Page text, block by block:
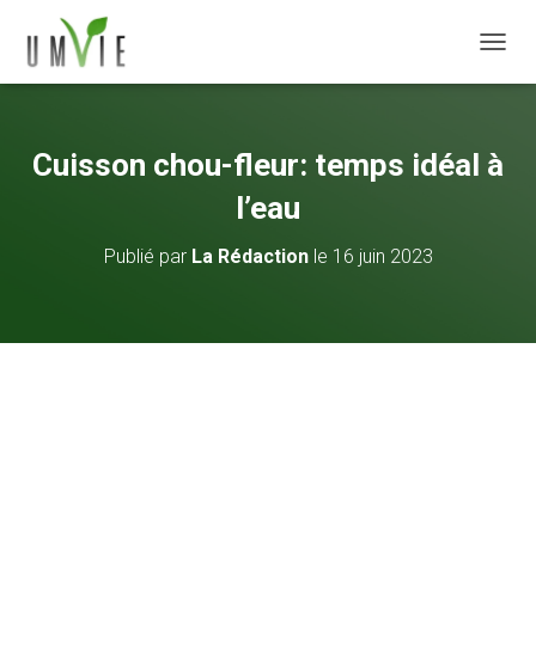
Cuisson chou-fleur: temps idéal à
l’eau
Publié par La Rédactionle 16 juin 2023